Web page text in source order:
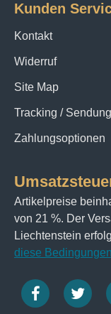
Kunden
Kontakt
Widerruf
Site Map
Tracking /
Zahlungsoptionen
Artikelpreise
von 21 %. Der
Liechtenstein
diese Bedingungen